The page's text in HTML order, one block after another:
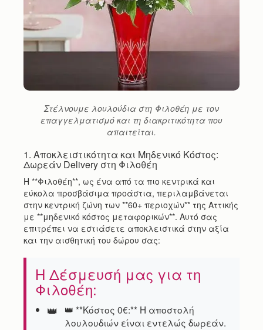
Στέλνουμε λουλούδια στη Φιλοθέη με τον
επαγγελματισμό και τη διακριτικότητα που
απαιτείται.
1. Αποκλειστικότητα και Μηδενικό Κόστος:
Δωρεάν Delivery στη Φιλοθέη
Η **Φιλοθέη**, ως ένα από τα πιο κεντρικά και
εύκολα προσβάσιμα προάστια, περιλαμβάνεται
στην κεντρική ζώνη των **60+ περιοχών** της Αττικής
με **μηδενικό κόστος μεταφορικών**. Αυτό σας
επιτρέπει να εστιάσετε αποκλειστικά στην αξία
και την αισθητική του δώρου σας:
Η Δέσμευσή μας για τη
Φιλοθέη:
👑 **Κόστος 0€:** Η αποστολή
λουλουδιών είναι εντελώς δωρεάν.